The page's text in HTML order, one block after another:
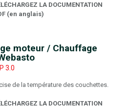
LA DOCUMENTATION
(en anglais)
moteur / Chauffage
3.0
de la température des couchettes.
LA DOCUMENTATION